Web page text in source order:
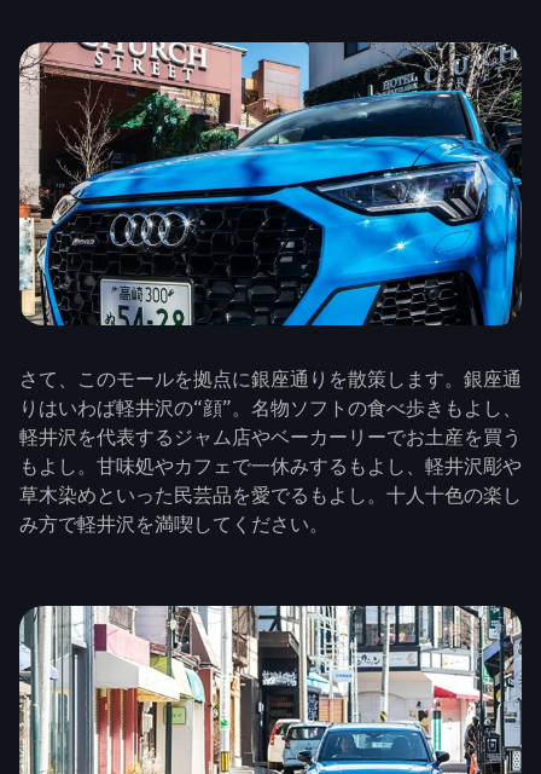
さて、このモールを拠点に銀座通りを散策します。銀座通
りはいわば軽井沢の“顔”。名物ソフトの食べ歩きもよし、
軽井沢を代表するジャム店やベーカーリーでお土産を買う
もよし。甘味処やカフェで一休みするもよし、軽井沢彫や
草木染めといった民芸品を愛でるもよし。十人十色の楽し
み方で軽井沢を満喫してください。